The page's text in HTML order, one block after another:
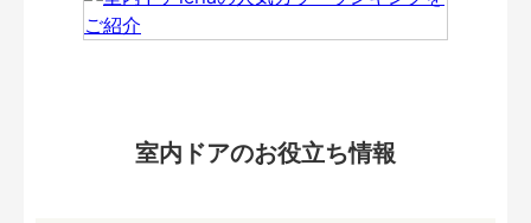
室内ドアのお役立ち情報